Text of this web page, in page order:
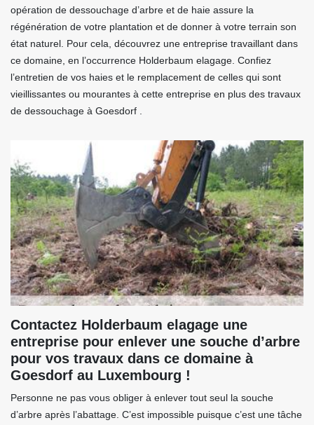
opération de dessouchage d’arbre et de haie assure la
régénération de votre plantation et de donner à votre terrain son
état naturel. Pour cela, découvrez une entreprise travaillant dans
ce domaine, en l’occurrence Holderbaum elagage. Confiez
l’entretien de vos haies et le remplacement de celles qui sont
vieillissantes ou mourantes à cette entreprise en plus des travaux
de dessouchage à Goesdorf .
Contactez Holderbaum elagage une
entreprise pour enlever une souche d’arbre
pour vos travaux dans ce domaine à
Goesdorf au Luxembourg !
Personne ne pas vous obliger à enlever tout seul la souche
d’arbre après l’abattage. C’est impossible puisque c’est une tâche